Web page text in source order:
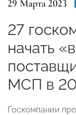
29 Марта 2023
27
начать
МСП в
Госкомпании